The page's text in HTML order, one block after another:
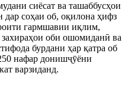
сиёсат ва ташаббусҳои
соҳаи об, оқилона ҳифз
гармшавии иқлим,
оби ошомиданӣ ва
бурдани ҳар қатра об
нафар донишҷӯёни
варзиданд.